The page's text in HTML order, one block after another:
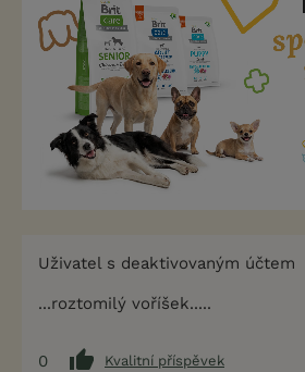
Uživatel s deaktivovaným účtem
...roztomilý voříšek.....
0
Kvalitní příspěvek